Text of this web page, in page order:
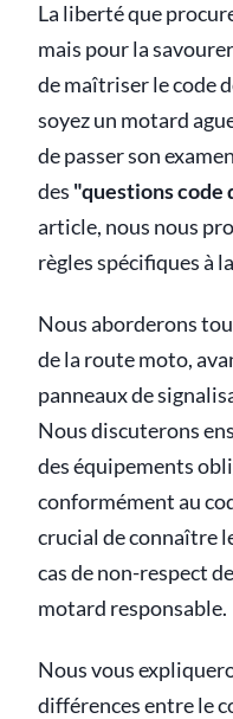
La liberté que
mais pour la
de maîtriser le code
soyez un motard
de passer son
des "questions code
article, nous nous
règles spécifiques à
Nous aborderons
de la route moto,
panneaux de
Nous discuterons
des équipements
conformément au
crucial de connaître
cas de non-respect
motard responsable.
Nous vous
différences entre le